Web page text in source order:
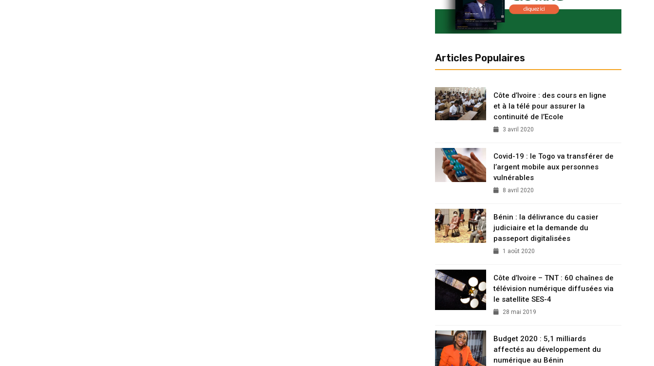
Articles Populaires
Côte d’Ivoire : des cours en ligne
et à la télé pour assurer la
continuité de l’Ecole
3 avril 2020
Covid-19 : le Togo va transférer de
l’argent mobile aux personnes
vulnérables
8 avril 2020
Bénin : la délivrance du casier
judiciaire et la demande du
passeport digitalisées
1 août 2020
Côte d’Ivoire – TNT : 60 chaînes de
télévision numérique diffusées via
le satellite SES-4
28 mai 2019
Budget 2020 : 5,1 milliards
affectés au développement du
numérique au Bénin